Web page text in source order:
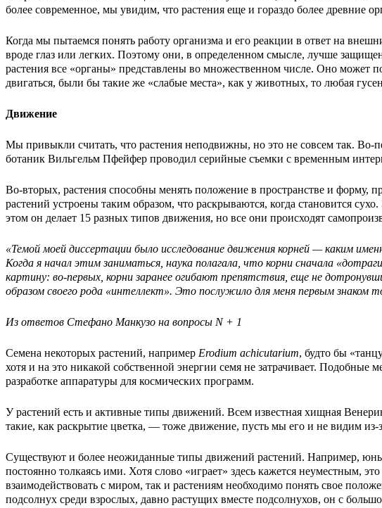
более современное, мы увидим, что растения еще и гораздо более
Когда мы пытаемся понять работу организма и его реакции в ответ на
вроде глаз или легких. Поэтому они, в определенном смысле, лучше
растения все «органы» представлены во множественном числе. Оно может
двигаться, были бы такие же «слабые места», как у животных, то любая
Движение
Мы привыкли считать, что растения неподвижны, но это не совсем так. Во-
ботаник Вильгельм Пфейфер проводил серийные съемки с временным
Во-вторых, растения способны менять положение в пространстве и
растений устроены таким образом, что раскрываются, когда становится
этом он делает 15 разных типов движения, но все они происходят
«Темой моей диссертации было исследование движения корней — каким
Когда я начал этим заниматься, наука полагала, что корни сначала
картину: во-первых, корни заранее огибают препятствия, еще не
образом своего рода «интеллект». Это послужило для меня первым
Из ответов Стефано Манкузо на вопросы N + 1
Семена некоторых растений, например Erodium achicutarium, будто бы
хотя и на это никакой собственной энергии семя не затрачивает.
разработке аппаратуры для космических программ.
У растений есть и активные типы движений. Всем известная хищная
такие, как раскрытие цветка, — тоже движение, пусть мы его и не видим из-
Существуют и более неожиданные типы движений растений. Например,
постоянно толкаясь ими. Хотя слово «играет» здесь кажется неуместным,
взаимодействовать с миром, так и растениям необходимо понять свое
подсолнух среди взрослых, давно растущих вместе подсолнухов, он с